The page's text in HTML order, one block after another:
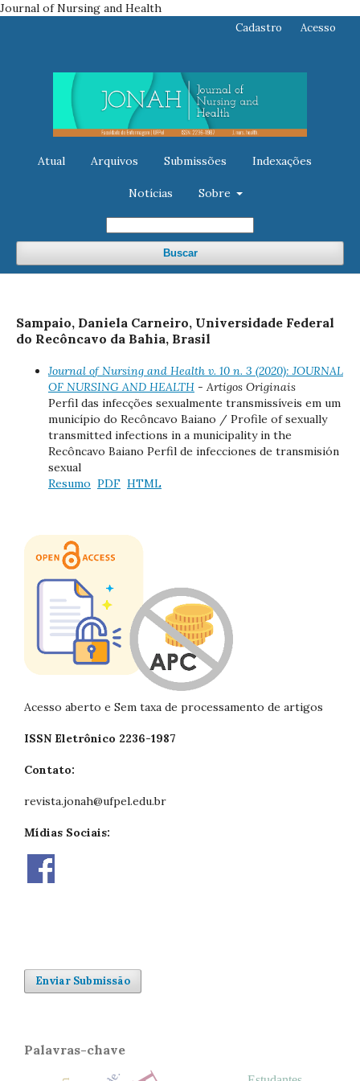
Journal of Nursing and Health
Atual Arquivos Submissões Indexações
Notícias Sobre
Buscar
Cadastro Acesso
Sampaio, Daniela Carneiro, Universidade Federal
do Recôncavo da Bahia, Brasil
Journal of Nursing and Health v. 10 n. 3 (2020): JOURNAL
OF NURSING AND HEALTH - Artigos Originais
Perfil das infecções sexualmente transmissíveis em um
município do Recôncavo Baiano / Profile of sexually
transmitted infections in a municipality in the
Recôncavo Baiano Perfil de infecciones de transmisión
sexual
Resumo PDF HTML
Acesso aberto e Sem taxa de processamento de artigos
ISSN Eletrônico 2236-1987
Contato:
revista.jonah@ufpel.edu.br
Mídias Sociais:
Enviar Submissão
Palavras-chave